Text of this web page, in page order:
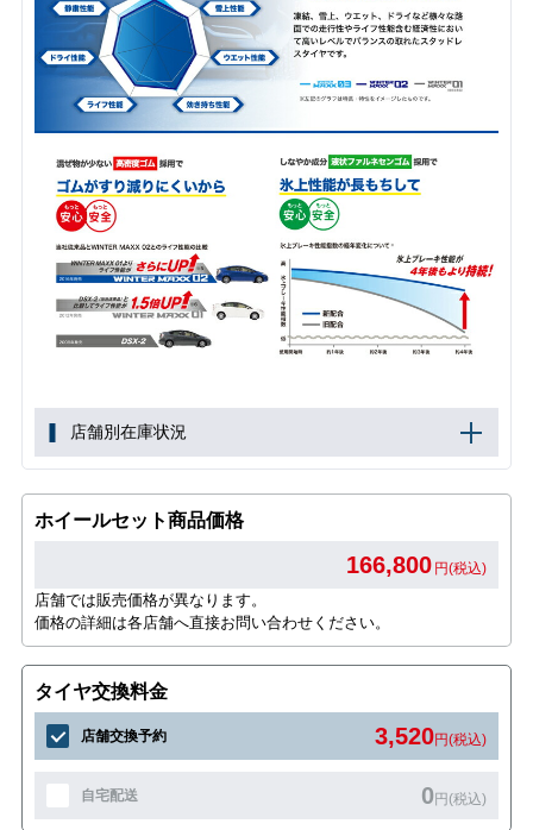
店舗別在庫状況
ホイールセット商品価格
166,800 円(税込)
店舗では販売価格が異なります。
価格の詳細は各店舗へ直接お問い合わせください。
タイヤ交換料金
店舗交換予約 3,520円(税込)
自宅配送 0円(税込)